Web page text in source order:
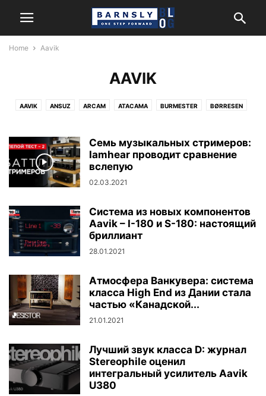
Home Aavik
AAVIK
AAVIK ANSUZ ARCAM ATACAMA BURMESTER BØRRESEN
KANTO AUDIO
MONITOR AUDIO NEWTEC NORDOST POWERGRIP REL REVEL
ROKSAN SYSTEM AUDIO
Семь музыкальных стримеров:
Iamhear проводит сравнение
вслепую
02.03.2021
Система из новых компонентов
Aavik – I-180 и S-180: настоящий
бриллиант
28.01.2021
Атмосфера Ванкувера: система
класса High End из Дании стала
частью «Канадской...
21.01.2021
Лучший звук класса D: журнал
Stereophile оценил
интегральный усилитель Aavik
U380